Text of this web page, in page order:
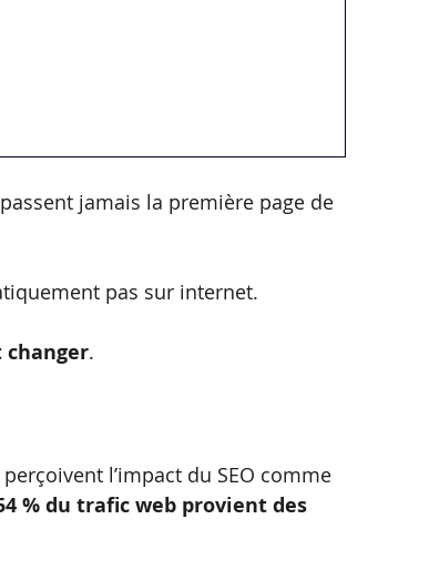
jamais la première page de
pas sur internet.
changer.
l’impact du SEO comme
% du trafic web provient des